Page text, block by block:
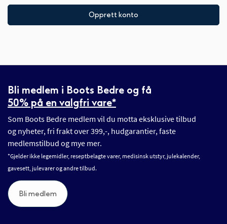
Opprett konto
Bli medlem i Boots Bedre og få
50% på en valgfri vare*
Som Boots Bedre medlem vil du motta eksklusive tilbud
og nyheter, fri frakt over 399,-, hudgarantier, faste
medlemstilbud og mye mer.
*Gjelder ikke legemidler, reseptbelagte varer, medisinsk utstyr, julekalender,
gavesett, julevarer og andre tilbud.
Bli medlem